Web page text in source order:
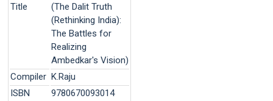
Title
(The Dalit Truth
(Rethinking India):
The Battles for
Realizing
Ambedkar's Vision)
Compiler K.Raju
ISBN
9780670093014